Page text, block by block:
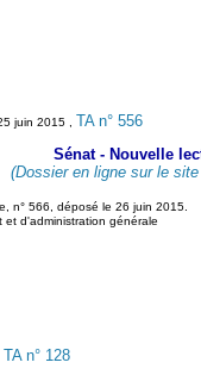
juin 2015 , TA n° 556
Sénat - Nouvelle
(Dossier en ligne sur le
n° 566, déposé le 26 juin 2015.
et d'administration générale
TA n° 128